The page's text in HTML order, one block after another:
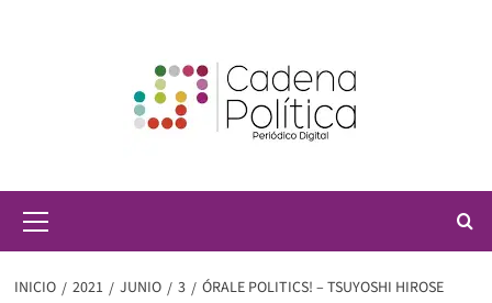
principal
INICIO 2021 JUNIO 3 ÓRALE POLITICS! – TSUYOSHI HIROSE